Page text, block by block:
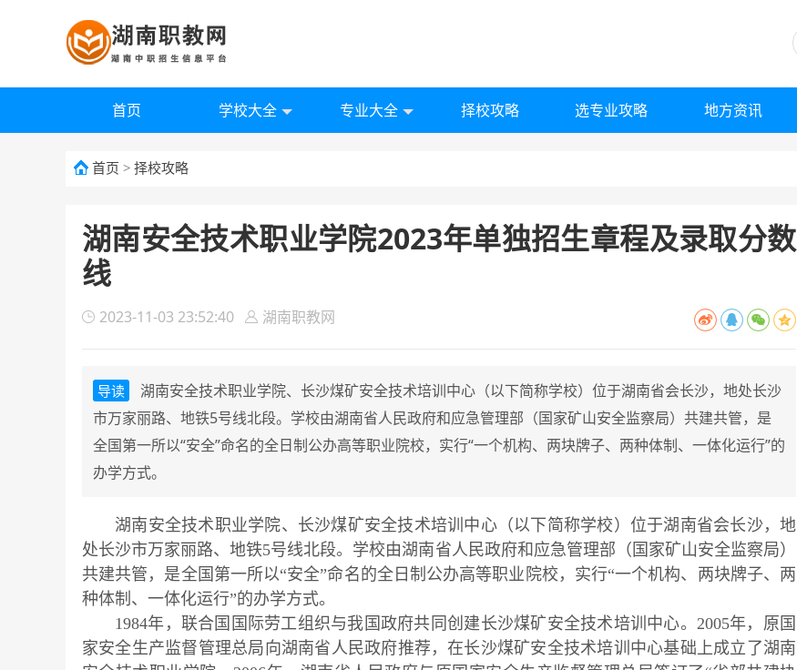
首页 学校大全 专业大全 择校攻略 选专业攻略 地方资讯
首页 > 择校攻略
湖南安全技术职业学院2023年单独招生章程及录取分数
线
2023-11-03 23:52:40 湖南职教网
导读
湖南安全技术职业学院、长沙煤矿安全技术培训中心（以下简称学校）位于湖南省会长沙，地处长沙
市万家丽路、地铁5号线北段。学校由湖南省人民政府和应急管理部（国家矿山安全监察局）共建共管，是
全国第一所以“安全”命名的全日制公办高等职业院校，实行“一个机构、两块牌子、两种体制、一体化运行”的
办学方式。
湖南安全技术职业学院、长沙煤矿安全技术培训中心（以下简称学校）位于湖南省会长沙，地
处长沙市万家丽路、地铁5号线北段。学校由湖南省人民政府和应急管理部（国家矿山安全监察局）
共建共管，是全国第一所以“安全”命名的全日制公办高等职业院校，实行“一个机构、两块牌子、两
种体制、一体化运行”的办学方式。
1984年，联合国国际劳工组织与我国政府共同创建长沙煤矿安全技术培训中心。2005年，原国
家安全生产监督管理总局向湖南省人民政府推荐，在长沙煤矿安全技术培训中心基础上成立了湖南